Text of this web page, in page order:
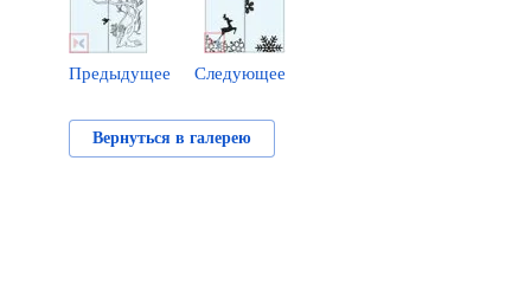
Предыдущее Следующее
Вернуться в галерею